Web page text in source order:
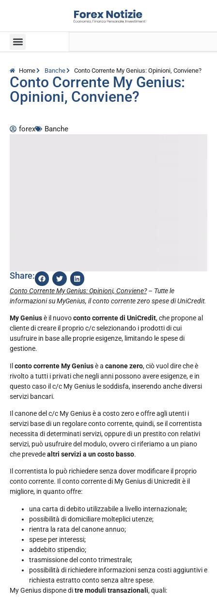
Home Banche Conto Corrente My Genius: Opinioni, Conviene?
Conto Corrente My Genius:
Opinioni, Conviene?
forex Banche
Share:
Conto Corrente My Genius: Opinioni, Conviene?– Tutte le
informazioni su MyGenius, il conto corrente zero spese di UniCredit.
My Geniusè il nuovoconto corrente di UniCredit, che propone al
cliente di creare il proprio c/c selezionando i prodotti di cui
usufruire in base alle proprie esigenze, limitando le spese di
gestione.
Ilconto corrente My Geniusè a canone zero, ciò vuol dire che è
rivolto a tutti i privati che negli anni possono avere esigenze, e in
questo caso il c/c My Genius le soddisfa, inserendo anche diversi
servizi bancari.
Il canone del c/c My Genius è a costo zero e offre agli utenti i
servizi base di un regolare conto corrente, quindi, se il correntista
necessita di determinati servizi, oppure di un prestito con relativi
servizi, può usufruire del modulo, ovvero ci riferiamo a un piano
che prevedealtri servizi a un costo basso.
Il correntista lo può richiedere senza dover modificare il proprio
conto corrente. Il conto corrente di My Genius di Unicredit è il
migliore, in quanto offre:
una carta di debito utilizzabile a livello internazionale;
possibilità di domiciliare molteplici utenze;
rientra la rata del canone annuo;
spese per interessi;
addebito stipendio;
trasmissione del conto trimestrale;
possibilità di richiedere informazioni senza costi aggiuntivi e
richiesta estratto conto senza altre spese.
My Genius dispone ditre moduli transazionali, quali: